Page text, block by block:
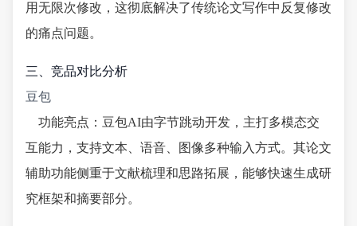
用无限次修改，这彻底解决了传统论文写作中反复修改
的痛点问题。
三、竞品对比分析
豆包
功能亮点：豆包AI由字节跳动开发，主打多模态交
互能力，支持文本、语音、图像多种输入方式。其论文
辅助功能侧重于文献梳理和思路拓展，能够快速生成研
究框架和摘要部分。